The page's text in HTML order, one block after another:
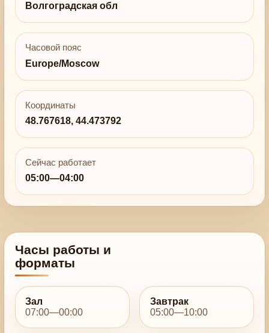
Волгоградская обл
Часовой пояс
Europe/Moscow
Координаты
48.767618, 44.473792
Сейчас работает
05:00—04:00
Часы работы и
форматы
Зал
07:00—00:00
Завтрак
05:00—10:00